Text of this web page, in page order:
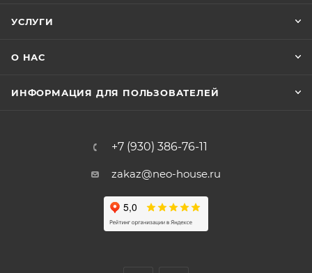
УСЛУГИ
О НАС
ИНФОРМАЦИЯ ДЛЯ ПОЛЬЗОВАТЕЛЕЙ
+7 (930) 386-76-11
zakaz@neo-house.ru